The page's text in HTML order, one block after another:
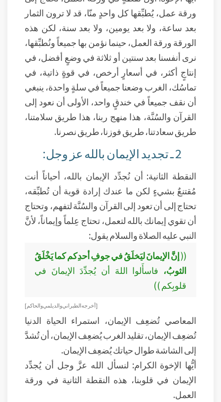
ورقة عمل، يُطبِّقها كل واحدٍ منّا، قد لا ترون الثمار
بعد ساعة، ولا بعد يومين، ولا بعد سنة، لكن هذه
الورقة ورقة العمل، حينما نؤمن بها جميعاً ونُطبِّقها،
نرى أنفسنا بعد سنتين أو ثلاثة في وضعٍ أفضل، في
إنتاجٍ أكثر، في أسعارٍ أرخص، في قوةٍ ذاتية، في
تماسُك، الغرب وضعنا جميعاً في سلةٍ واحدة، ينبغي
أن نقف جميعاً في خندقٍ واحد، الأولى أن نعود إلى
القرآن والسُنَّة، هذا منهج ربنا، هذا طريق سلامتنا،
طريق سعادتنا، طريق فوزنا، طريق نصرنا.
2 ـ تجديد الإيمان بالله عز وجل:
النقطة الثانية: أن نُجدِّد الإيمان بالله، أحياناً أنت
مُقتنعٌ بشيءٍ لكن ما عندك إرادة قوية أن تُطبِّقه،
تحتاج إلى أن تعود إلى القرآن والسُنَّة لتفهم، وتحتاج
أن تقوي إيمانك بالله لتعمل، تحتاج عِلماً وإيماناً، لأنَّ
النبي عليه الصلاة والسلام يقول:
((إنَّ الإيمانَ ليَخلَقُ في جوفِ أحدِكم كما يَخْلَقُ
الثوبُ، فاسأَلوا اللهَ أن يُجدِّدَ الإيمانَ في
قلوبِكم ))
[ أخرجه الطبراني والديلمي والحاكم ]
المعاصي تُضعِف الإيمان، استمراء الحياة الدنيا
تُضعِف الإيمان، تقليد الغرب يُضعِف الإيمان، أن تُشدَّ
إلى الشاشة طوال حياتك يُضعِف الإيمان.
أيُّها الإخوة الكرام: لنسأل الله عزَّ وجل أن يُجدِّد
الإيمان في قلوبنا، هذه النقطة الثانية في ورقة
العمل.